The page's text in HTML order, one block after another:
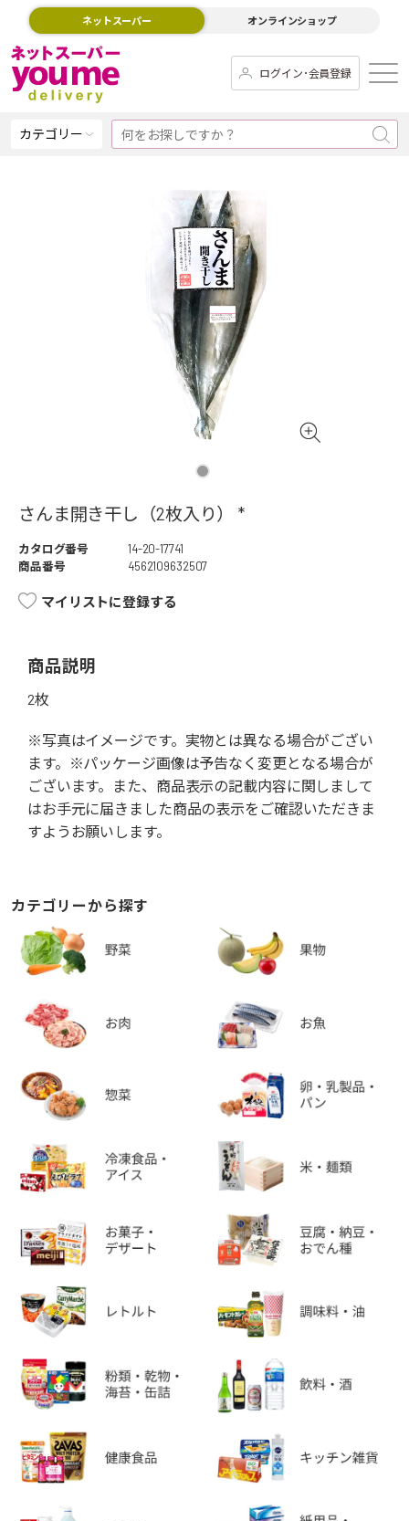
ネットスーパー オンラインショップ
ログイン･会員登録
カテゴリー
さんま開き干し（2枚入り） *
カタログ番号
14-20-17741
商品番号
4562109632507
マイリストに登録する
商品説明
2枚
※写真はイメージです。実物とは異なる場合がござい
ます。※パッケージ画像は予告なく変更となる場合が
ございます。また、商品表示の記載内容に関しまして
はお手元に届きました商品の表示をご確認いただきま
すようお願いします。
カテゴリーから探す